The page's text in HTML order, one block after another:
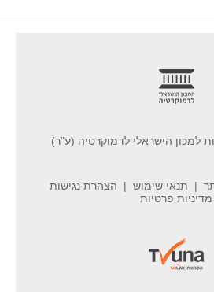
למכון הישראלי לדמוקרטיה (ע"ר)
תנאי שימוש
הצהרת נגישות
מדיניות פרטיות